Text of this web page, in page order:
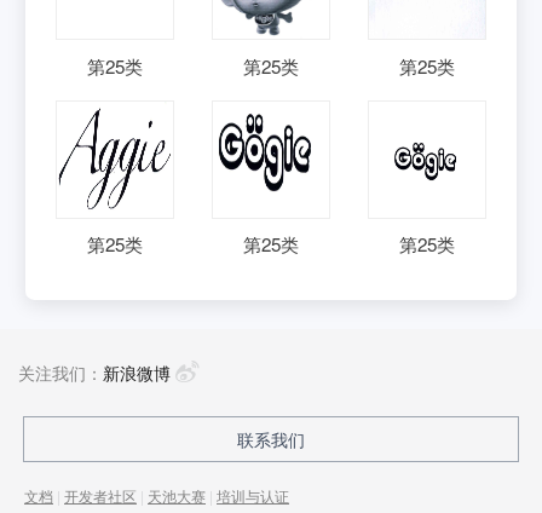
第25类 第25类 第25类
第25类 第25类 第25类